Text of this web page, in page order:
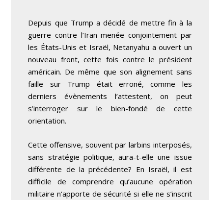
Depuis que Trump a décidé de mettre fin à la
guerre contre l’Iran menée conjointement par
les États-Unis et Israël, Netanyahu a ouvert un
nouveau front, cette fois contre le président
américain. De même que son alignement sans
faille sur Trump était erroné, comme les
derniers évènements l’attestent, on peut
s’interroger sur le bien-fondé de cette
orientation.
Cette offensive, souvent par larbins interposés,
sans stratégie politique, aura-t-elle une issue
différente de la précédente? En Israël, il est
difficile de comprendre qu’aucune opération
militaire n’apporte de sécurité si elle ne s’inscrit